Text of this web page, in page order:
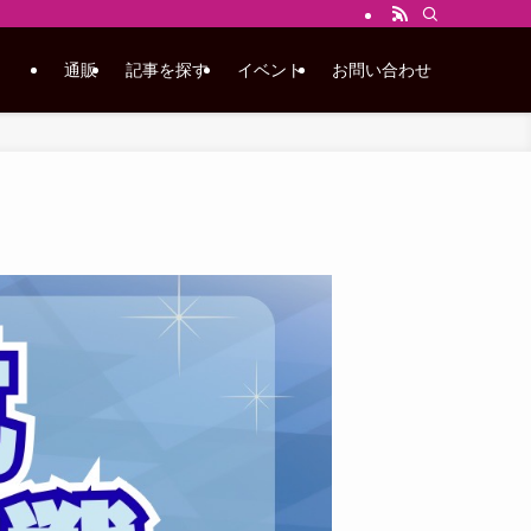
通販 記事を探す イベント お問い合わせ